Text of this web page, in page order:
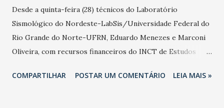
Desde a quinta-feira (28) técnicos do Laboratório
Sismológico do Nordeste-LabSis/Universidade Federal do
Rio Grande do Norte-UFRN, Eduardo Menezes e Marconi
Oliveira, com recursos financeiros do INCT de Estudos
sismográfica local no Ceará. As duas primeiras estações, em
COMPARTILHAR POSTAR UM COMENTÁRIO LEIA MAIS »